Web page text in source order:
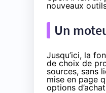
nouveaux
Un
Jusqu’ici, la
de choix de
sources, sans
mise en page
options